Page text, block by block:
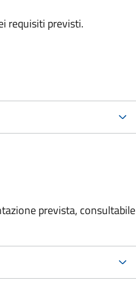
requisiti previsti.
prevista, consultabile